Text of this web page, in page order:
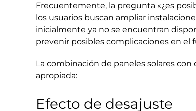
Frecuentemente, la pregunta «¿es
los usuarios buscan ampliar
inicialmente ya no se encuentran
prevenir posibles complicaciones en el
La combinación de paneles solares
apropiada:
Efecto de desajuste